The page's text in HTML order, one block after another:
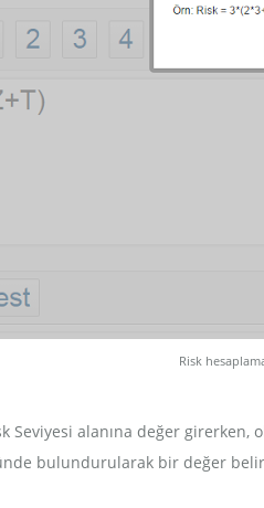
Risk
Seviyesi alanına değer
bulundurularak bir değer